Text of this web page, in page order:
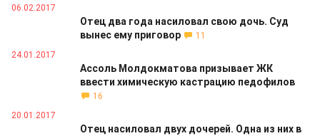
06.02.2017
Отец два года насиловал свою дочь. Суд
вынес ему приговор
11
24.01.2017
Ассоль Молдокматова призывает ЖК
ввести химическую кастрацию педофилов
16
20.01.2017
Отец насиловал двух дочерей. Одна из них в